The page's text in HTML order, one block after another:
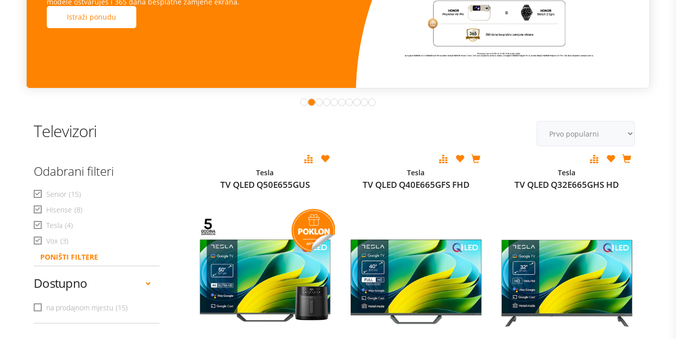
Istraži ponudu
Televizori
Odabrani filteri
Senior (15)
Hisense (8)
Tesla (4)
Vox (3)
PONIŠTI FILTERE
Dostupno
na prodajnom mjestu (15)
Tesla
TV QLED Q50E655GUS
Tesla
TV QLED Q40E665GFS FHD
Tesla
TV QLED Q32E665GHS HD